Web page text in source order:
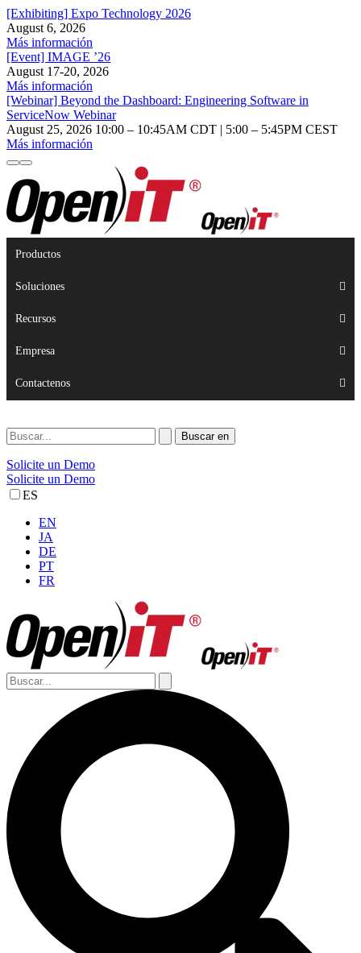
[Exhibiting] Expo Technology 2026
August 6, 2026
Más información
[Event] IMAGE ’26
August 17-20, 2026
Más información
[Webinar] Beyond the Dashboard: Engineering Software in
ServiceNow Webinar
August 25, 2026 10:00 – 10:45AM CDT | 5:00 – 5:45PM CEST
Más información
Productos
Soluciones
Recursos
Empresa
Contactenos
Solicite un Demo
Solicite un Demo
ES
EN
JA
DE
PT
FR